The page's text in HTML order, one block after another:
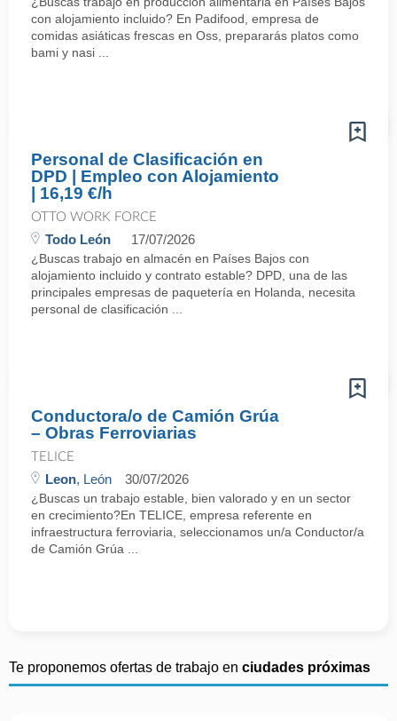
con alojamiento incluido? En Padifood, empresa de
comidas asiáticas frescas en Oss, prepararás platos como
bami y nasi ...
Personal de Clasificación en
DPD | Empleo con Alojamiento
| 16,19 €/h
OTTO WORK FORCE
Todo León 17/07/2026
¿Buscas trabajo en almacén en Países Bajos con
alojamiento incluido y contrato estable? DPD, una de las
principales empresas de paquetería en Holanda, necesita
personal de clasificación ...
Conductora/o de Camión Grúa
– Obras Ferroviarias
TELICE
Leon, León 30/07/2026
¿Buscas un trabajo estable, bien valorado y en un sector
en crecimiento?En TELICE, empresa referente en
infraestructura ferroviaria, seleccionamos un/a Conductor/a
de Camión Grúa ...
Te proponemos ofertas de trabajo en ciudades próximas